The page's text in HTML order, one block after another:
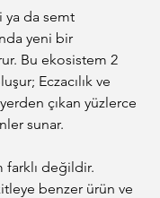
ya da semt
yeni bir
Bu ekosistem 2
Eczacılık ve
çıkan yüzlerce
sunar.
farklı değildir.
benzer ürün ve